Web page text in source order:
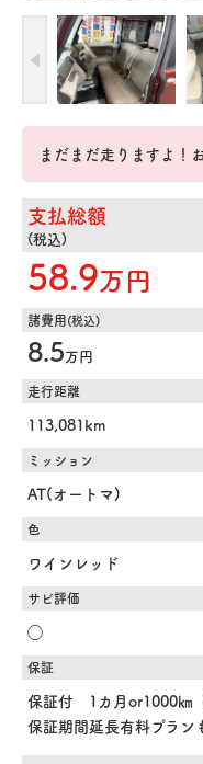
まだまだ走りますよ！
支払総額
(税込)
58.9万円
諸費用(税込)
8.5万円
走行距離
113,081km
ミッション
AT(オートマ)
色
ワインレッド
サビ評価
◯
保証
保証付 1カ月or1000㎞
保証期間延長有料プラン